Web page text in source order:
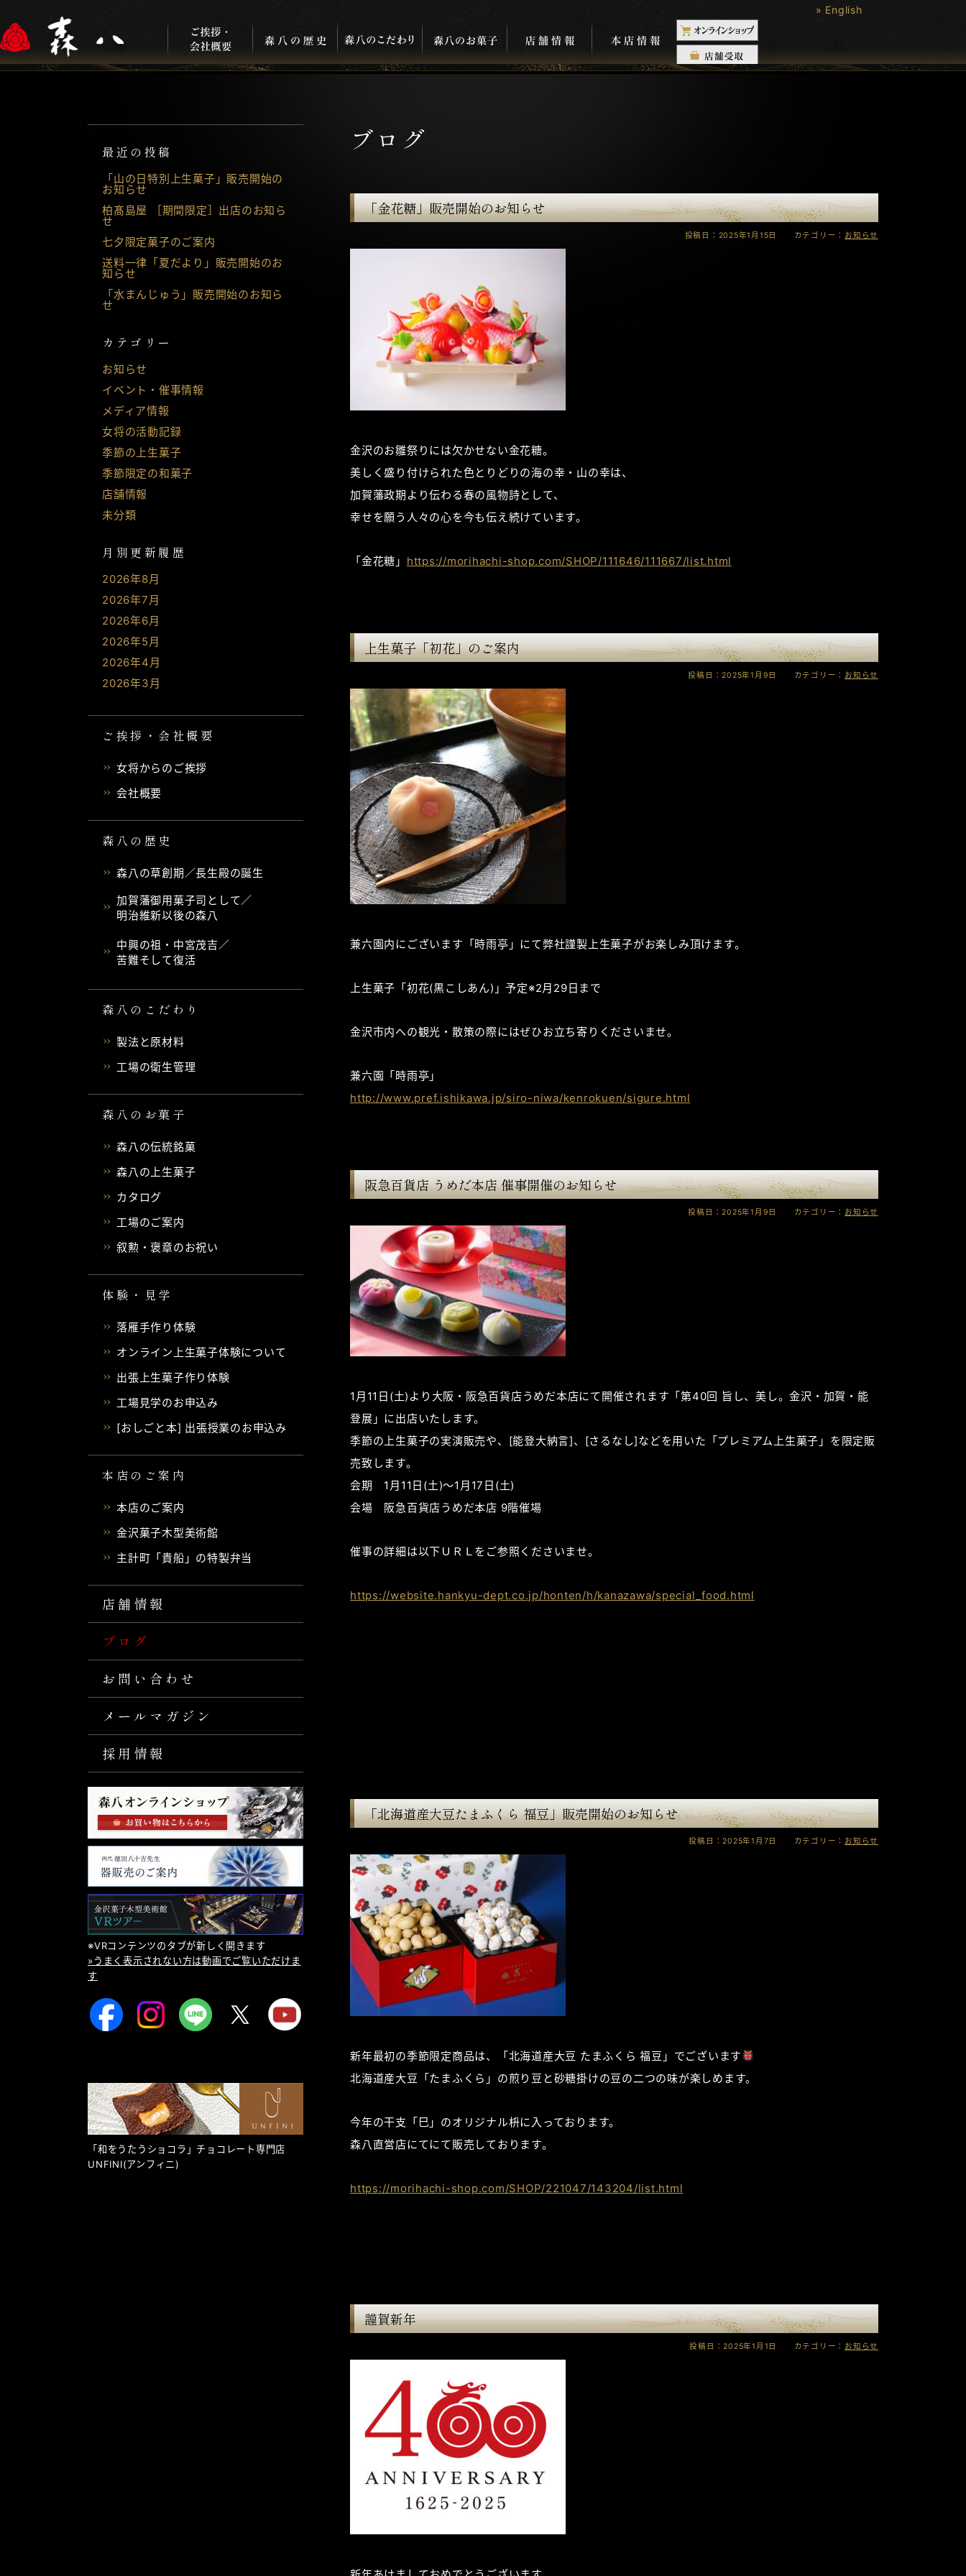
» English
最近の投稿
「山の日特別上生菓子」販売開始の
お知らせ
柏髙島屋 ［期間限定］出店のお知ら
せ
七夕限定菓子のご案内
送料一律「夏だより」販売開始のお
知らせ
「水まんじゅう」販売開始のお知ら
せ
カテゴリー
お知らせ
イベント・催事情報
メディア情報
女将の活動記録
季節の上生菓子
季節限定の和菓子
店舗情報
未分類
月別更新履歴
2026年8月
2026年7月
2026年6月
2026年5月
2026年4月
2026年3月
ご挨拶・会社概要
女将からのご挨拶
会社概要
森八の歴史
森八の草創期／長生殿の誕生
加賀藩御用菓子司として／
明治維新以後の森八
中興の祖・中宮茂吉／
苦難そして復活
森八のこだわり
製法と原材料
工場の衛生管理
森八のお菓子
森八の伝統銘菓
森八の上生菓子
カタログ
工場のご案内
叙勲・褒章のお祝い
体験・見学
落雁手作り体験
オンライン上生菓子体験について
出張上生菓子作り体験
工場見学のお申込み
[おしごと本] 出張授業のお申込み
本店のご案内
本店のご案内
金沢菓子木型美術館
主計町「貴船」の特製弁当
店舗情報
ブログ
お問い合わせ
メールマガジン
採用情報
※VRコンテンツのタブが新しく開きます
»うまく表示されない方は動画でご覧いただけま
す
「和をうたうショコラ」チョコレート専門店
UNFINI(アンフィニ)
ブログ
「金花糖」販売開始のお知らせ
投稿日：2025年1月15日 カテゴリー： お知らせ
金沢のお雛祭りには欠かせない金花糖。
美しく盛り付けられた色とりどりの海の幸・山の幸は、
加賀藩政期より伝わる春の風物詩として、
幸せを願う人々の心を今も伝え続けています。
「金花糖」 https://morihachi-shop.com/SHOP/111646/111667/list.html
上生菓子「初花」のご案内
投稿日：2025年1月9日 カテゴリー： お知らせ
兼六園内にございます「時雨亭」にて弊社謹製上生菓子がお楽しみ頂けます。
上生菓子「初花(黒こしあん)」予定※2月29日まで
金沢市内への観光・散策の際にはぜひお立ち寄りくださいませ。
兼六園「時雨亭」
http://www.pref.ishikawa.jp/siro-niwa/kenrokuen/sigure.html
阪急百貨店 うめだ本店 催事開催のお知らせ
投稿日：2025年1月9日 カテゴリー： お知らせ
1月11日(土)より大阪・阪急百貨店うめだ本店にて開催されます「第40回 旨し、美し。金沢・加賀・能
登展」に出店いたします。
季節の上生菓子の実演販売や、[能登大納言]、[さるなし]などを用いた「プレミアム上生菓子」を限定販
売致します。
会期 1月11日(土)～1月17日(土)
会場 阪急百貨店うめだ本店 9階催場
催事の詳細は以下ＵＲＬをご参照くださいませ。
https://website.hankyu-dept.co.jp/honten/h/kanazawa/special_food.html
「北海道産大豆たまふくら 福豆」販売開始のお知らせ
投稿日：2025年1月7日 カテゴリー： お知らせ
新年最初の季節限定商品は、「北海道産大豆 たまふくら 福豆」でございます
北海道産大豆「たまふくら」の煎り豆と砂糖掛けの豆の二つの味が楽しめます。
今年の干支「巳」のオリジナル枡に入っております。
森八直営店にてにて販売しております。
https://morihachi-shop.com/SHOP/221047/143204/list.html
謹賀新年
投稿日：2025年1月1日 カテゴリー： お知らせ